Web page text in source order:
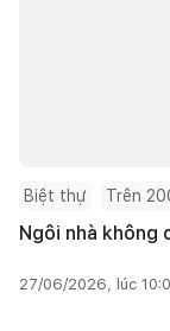
Biệt thự Trên
Ngôi nhà không
27/06/2026, lúc